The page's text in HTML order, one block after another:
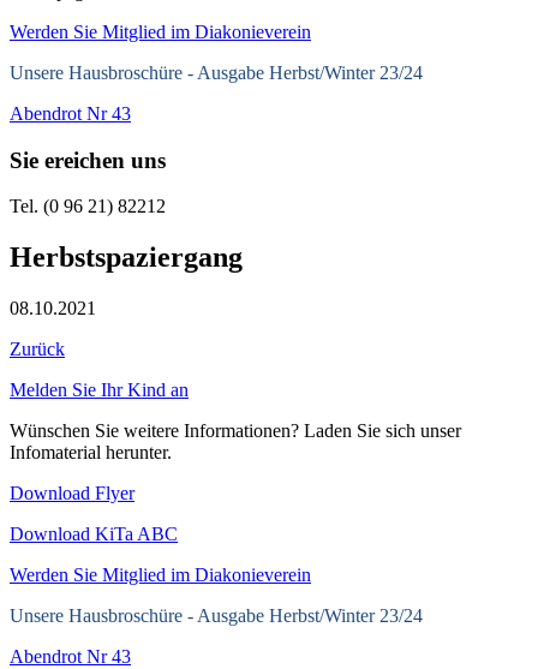
Werden Sie Mitglied im Diakonieverein
Unsere Hausbroschüre - Ausgabe Herbst/Winter 23/24
Abendrot Nr 43
Sie ereichen uns
Tel. (0 96 21) 82212
Herbstspaziergang
08.10.2021
Zurück
Melden Sie Ihr Kind an
Wünschen Sie weitere Informationen? Laden Sie sich unser
Infomaterial herunter.
Download Flyer
Download KiTa ABC
Werden Sie Mitglied im Diakonieverein
Unsere Hausbroschüre - Ausgabe Herbst/Winter 23/24
Abendrot Nr 43